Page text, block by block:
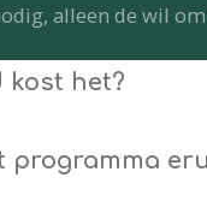
alleen de wil
kost het?
programma